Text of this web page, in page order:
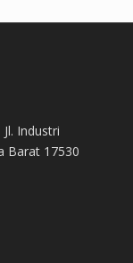
Industri
Barat 17530